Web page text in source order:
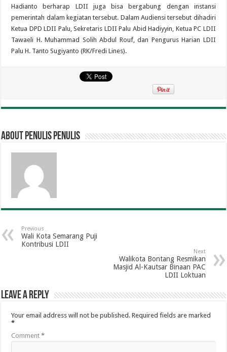
Hadianto berharap LDII juga bisa bergabung dengan instansi
pemerintah dalam kegiatan tersebut. Dalam Audiensi tersebut dihadiri
Ketua DPD LDII Palu, Sekretaris LDII Palu Abid Hadiyyin, Ketua PC LDII
Tawaeli H. Muhammad Solih Abdul Rouf, dan Pengurus Harian LDII
Palu H. Tanto Sugiyanto (RK/Fredi Lines).
About penulis penulis
Previous
Wali Kota Semarang Puji
Kontribusi LDII
Next
Walikota Bontang Resmikan
Masjid Al-Kautsar Binaan PAC
LDII Loktuan
Leave a Reply
Your email address will not be published. Required fields are marked
*
Comment*